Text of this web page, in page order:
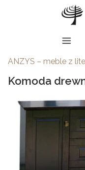
Menu
ANZYS – meble z
Komoda